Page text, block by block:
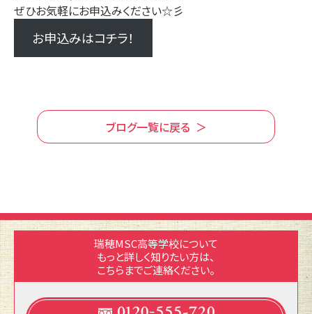
ぜひお気軽にお申込みください☆彡
お申込みはコチラ！
ブログ一覧に戻る
瑞穂MSC高等学校について
もっと詳しく知りたい方は、
こちらまでご連絡ください。